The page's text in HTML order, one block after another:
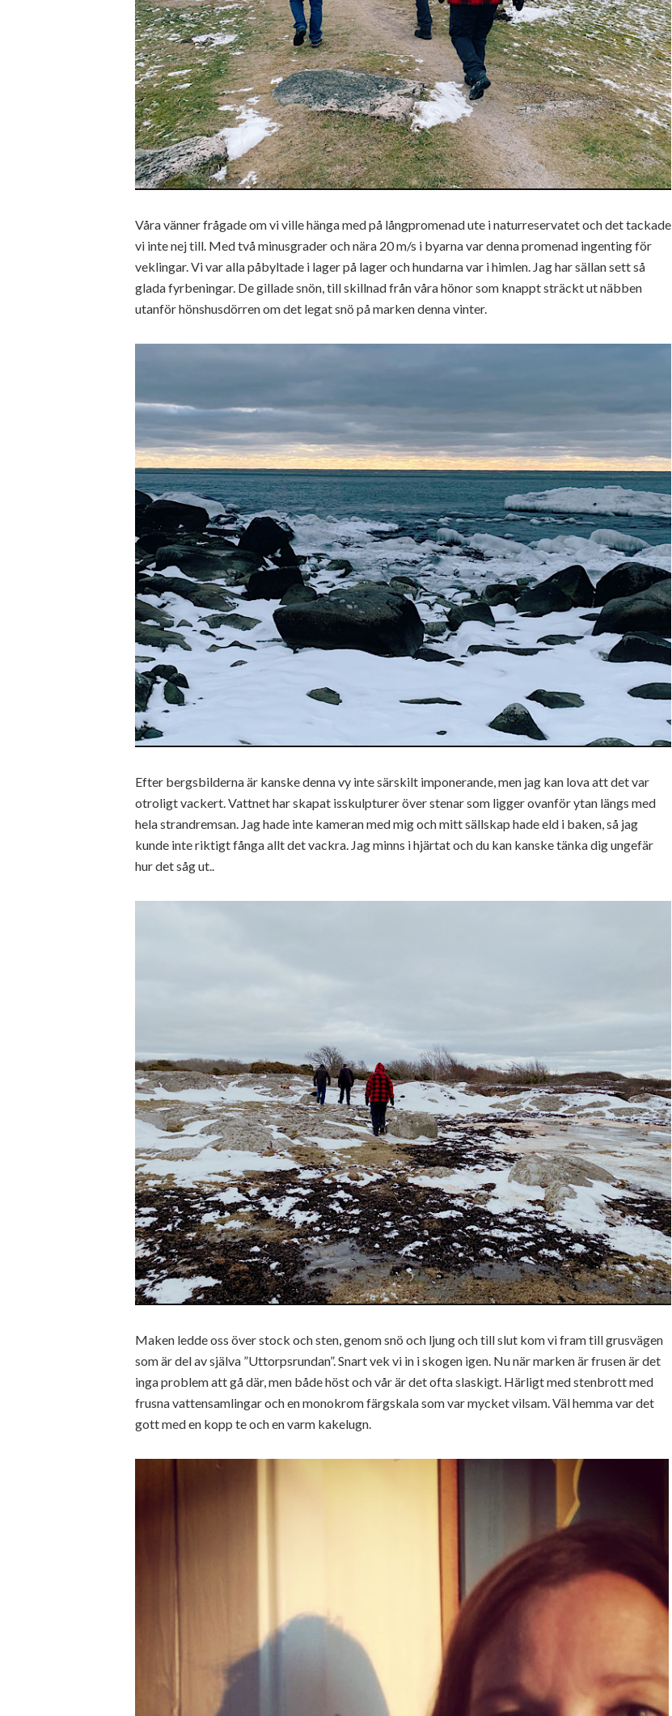
Våra vänner frågade om vi ville hänga med på långpromenad ute i naturreservatet och det tackade
vi inte nej till. Med två minusgrader och nära 20 m/s i byarna var denna promenad ingenting för
veklingar. Vi var alla påbyltade i lager på lager och hundarna var i himlen. Jag har sällan sett så
glada fyrbeningar. De gillade snön, till skillnad från våra hönor som knappt sträckt ut näbben
utanför hönshusdörren om det legat snö på marken denna vinter.
Efter bergsbilderna är kanske denna vy inte särskilt imponerande, men jag kan lova att det var
otroligt vackert. Vattnet har skapat isskulpturer över stenar som ligger ovanför ytan längs med
hela strandremsan. Jag hade inte kameran med mig och mitt sällskap hade eld i baken, så jag
kunde inte riktigt fånga allt det vackra. Jag minns i hjärtat och du kan kanske tänka dig ungefär
hur det såg ut..
Maken ledde oss över stock och sten, genom snö och ljung och till slut kom vi fram till grusvägen
som är del av själva ”Uttorpsrundan”. Snart vek vi in i skogen igen. Nu när marken är frusen är det
inga problem att gå där, men både höst och vår är det ofta slaskigt. Härligt med stenbrott med
frusna vattensamlingar och en monokrom färgskala som var mycket vilsam. Väl hemma var det
gott med en kopp te och en varm kakelugn.